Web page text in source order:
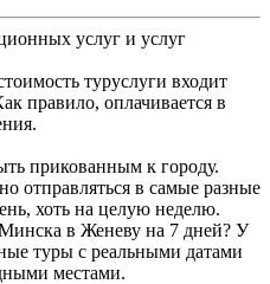
услуг и услуг
туруслуги входит
правило, оплачивается в
прикованным к городу.
отправляться в самые разные
хоть на целую неделю.
в Женеву на 7 дней? У
туры с реальными датами
местами.